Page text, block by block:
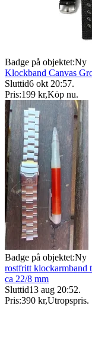
Badge på objektet:Ny
Klockband Canvas
Sluttid6 okt 20:57.
Pris:199 kr,Köp nu.
Badge på objektet:Ny
rostfritt klockarmband
ca 22/8 mm
Sluttid13 aug 20:52.
Pris:390 kr,Utropspris.